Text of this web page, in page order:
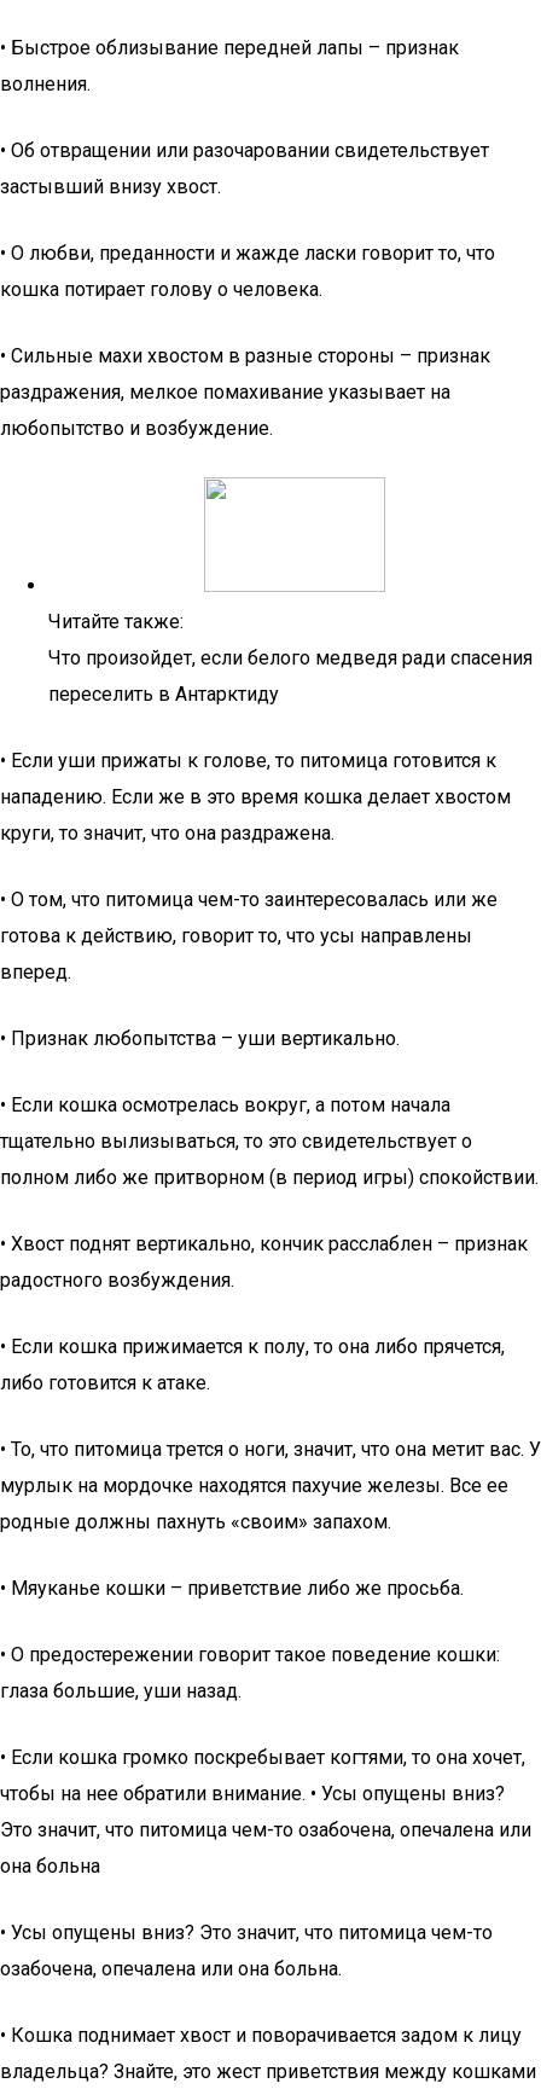
• Быстрое облизывание передней лапы – признак
волнения.
• Об отвращении или разочаровании свидетельствует
застывший внизу хвост.
• О любви, преданности и жажде ласки говорит то, что
кошка потирает голову о человека.
• Сильные махи хвостом в разные стороны – признак
раздражения, мелкое помахивание указывает на
любопытство и возбуждение.
Читайте также:
Что произойдет, если белого медведя ради спасения
переселить в Антарктиду
• Если уши прижаты к голове, то питомица готовится к
нападению. Если же в это время кошка делает хвостом
круги, то значит, что она раздражена.
• О том, что питомица чем-то заинтересовалась или же
готова к действию, говорит то, что усы направлены
вперед.
• Признак любопытства – уши вертикально.
• Если кошка осмотрелась вокруг, а потом начала
тщательно вылизываться, то это свидетельствует о
полном либо же притворном (в период игры) спокойствии.
• Хвост поднят вертикально, кончик расслаблен – признак
радостного возбуждения.
• Если кошка прижимается к полу, то она либо прячется,
либо готовится к атаке.
• То, что питомица трется о ноги, значит, что она метит вас. У
мурлык на мордочке находятся пахучие железы. Все ее
родные должны пахнуть «своим» запахом.
• Мяуканье кошки – приветствие либо же просьба.
• О предостережении говорит такое поведение кошки:
глаза большие, уши назад.
• Если кошка громко поскребывает когтями, то она хочет,
чтобы на нее обратили внимание. • Усы опущены вниз?
Это значит, что питомица чем-то озабочена, опечалена или
она больна
• Усы опущены вниз? Это значит, что питомица чем-то
озабочена, опечалена или она больна.
• Кошка поднимает хвост и поворачивается задом к лицу
владельца? Знайте, это жест приветствия между кошками